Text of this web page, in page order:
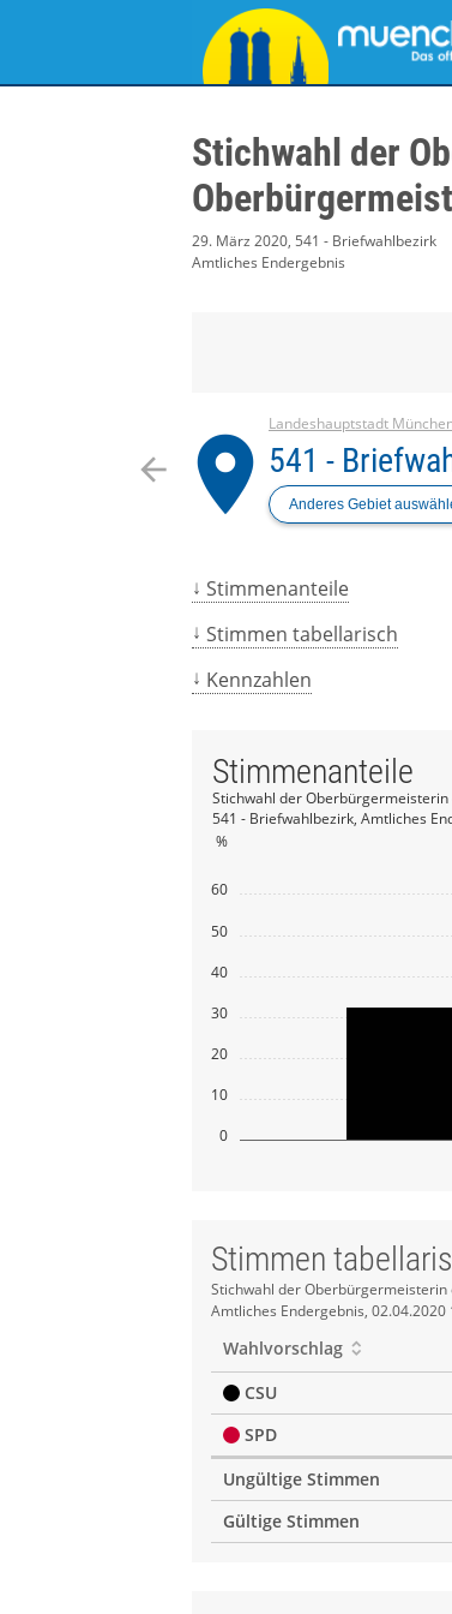
Stichwahl der
29. März 2020, 541 - Briefwahlbezirk
Amtliches Endergebnis
arrow_back place
Landeshauptstadt
541 -
Anderes Gebiet
Stimmenanteile
Stimmen tabellarisch
Kennzahlen
0
10
20
30
40
50
60
%
Stimmenanteile
Stichwahl der
541 - Briefwahlbezirk, Amtliches
Stimmen
Stimmen
tabellarisch
Stichwahl der
Amtliches Endergebnis, 02.04.2020
Wahlvorschlag
CSU
SPD
Ungültige Stimmen
Gültige Stimmen